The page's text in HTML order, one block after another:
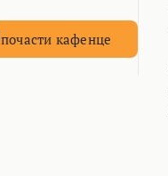
почасти кафенце